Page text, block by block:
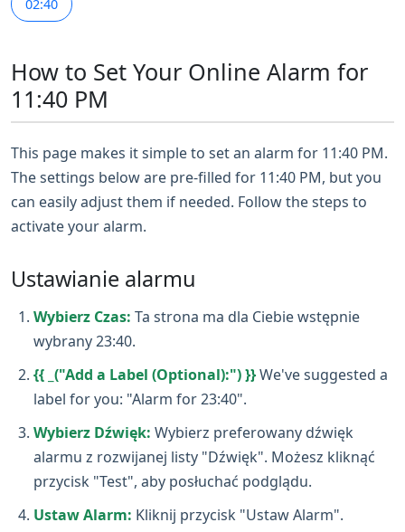
02:40
How to Set Your Online Alarm for
11:40 PM
This page makes it simple to set an alarm for 11:40 PM.
The settings below are pre-filled for 11:40 PM, but you
can easily adjust them if needed. Follow the steps to
activate your alarm.
Ustawianie alarmu
Wybierz Czas: Ta strona ma dla Ciebie wstępnie
wybrany 23:40.
{{ _("Add a Label (Optional):") }}We've suggested a
label for you: "Alarm for 23:40".
Wybierz Dźwięk: Wybierz preferowany dźwięk
alarmu z rozwijanej listy "Dźwięk". Możesz kliknąć
przycisk "Test", aby posłuchać podglądu.
Ustaw Alarm: Kliknij przycisk "Ustaw Alarm".